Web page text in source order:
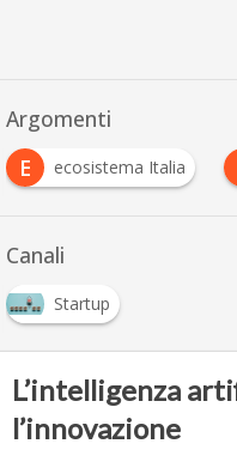
Argomenti
E ecosistema Italia
Canali
Startup
L’intelligenza
l’innovazione